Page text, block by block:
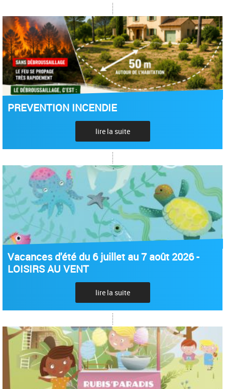
PREVENTION INCENDIE
lire la suite
Vacances d'été du 6 juillet au 7 août 2026 -
LOISIRS AU VENT
lire la suite